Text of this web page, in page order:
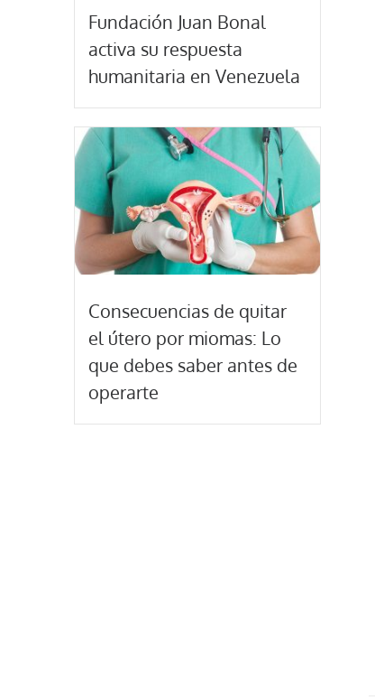
Fundación Juan Bonal
activa su respuesta
humanitaria en Venezuela
Consecuencias de quitar
el útero por miomas: Lo
que debes saber antes de
operarte